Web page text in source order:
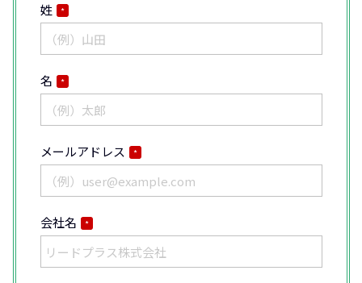
姓 *
名 *
メールアドレス *
会社名 *